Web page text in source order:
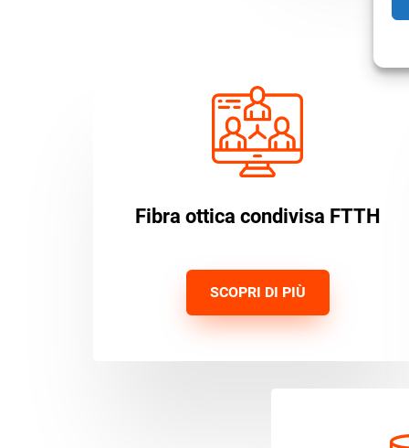
Fibra ottica condivisa FTTH
SCOPRI DI PIÙ